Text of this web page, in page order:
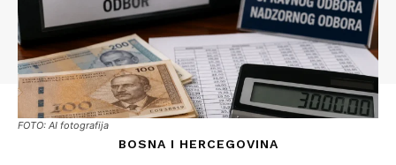
FOTO: AI fotografija
BOSNA I HERCEGOVINA